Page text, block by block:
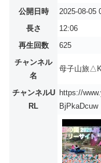
公開日時
2025-08-05
長さ
12:06
再生回数
625
チャンネル
名
母子山旅
チャンネルU
RL
https://
BjPkaDcuw